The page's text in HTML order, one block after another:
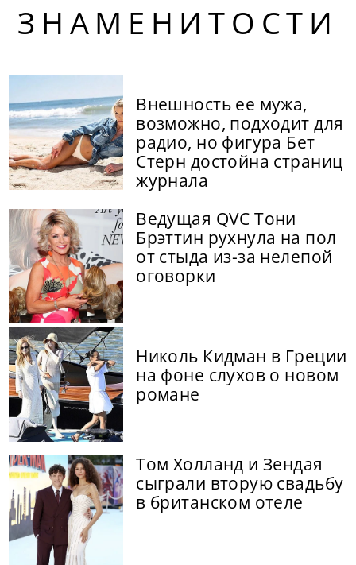
ЗНАМЕНИТОСТИ
Внешность ее мужа,
возможно, подходит для
радио, но фигура Бет
Стерн достойна страниц
журнала
Ведущая QVC Тони
Брэттин рухнула на пол
от стыда из-за нелепой
оговорки
Николь Кидман в Греции
на фоне слухов о новом
романе
Том Холланд и Зендая
сыграли вторую свадьбу
в британском отеле